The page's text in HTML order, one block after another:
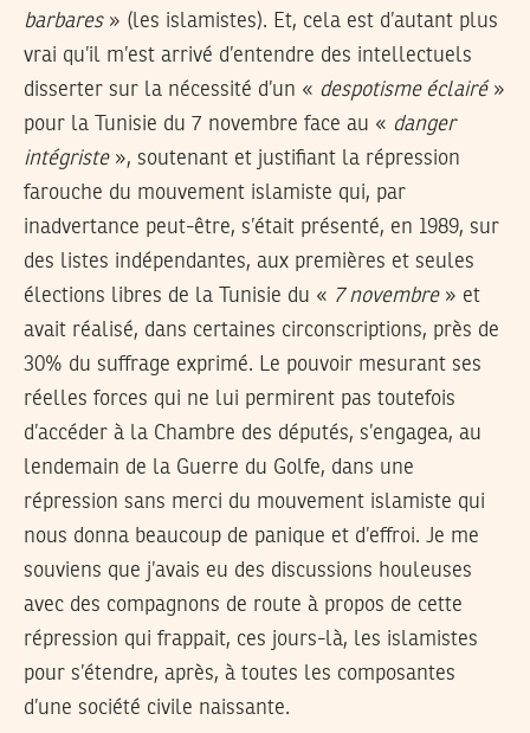
barbares» (les islamistes). Et, cela est d’autant plus
vrai qu’il m’est arrivé d’entendre des intellectuels
disserter sur la nécessité d’un « despotisme éclairé»
pour la Tunisie du 7 novembre face au « danger
intégriste», soutenant et justifiant la répression
farouche du mouvement islamiste qui, par
inadvertance peut-être, s’était présenté, en 1989, sur
des listes indépendantes, aux premières et seules
élections libres de la Tunisie du « 7 novembre» et
avait réalisé, dans certaines circonscriptions, près de
30% du suffrage exprimé. Le pouvoir mesurant ses
réelles forces qui ne lui permirent pas toutefois
d’accéder à la Chambre des députés, s’engagea, au
lendemain de la Guerre du Golfe, dans une
répression sans merci du mouvement islamiste qui
nous donna beaucoup de panique et d’effroi. Je me
souviens que j’avais eu des discussions houleuses
avec des compagnons de route à propos de cette
répression qui frappait, ces jours-là, les islamistes
pour s’étendre, après, à toutes les composantes
d’une société civile naissante.